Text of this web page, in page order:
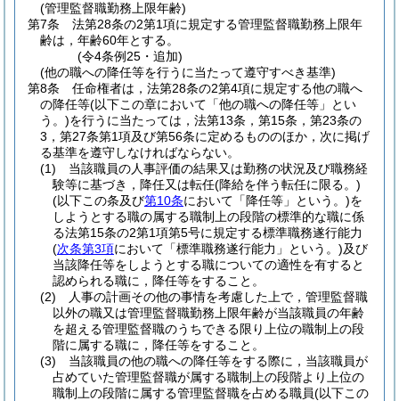
(管理監督職勤務上限年齢)
第7条
法第28条の2第1項に規定する管理監督職勤務上限年
齢は，年齢60年とする。
(令4条例25・追加)
(他の職への降任等を行うに当たって遵守すべき基準)
第8条
任命権者は，法第28条の2第4項に規定する他の職へ
の降任等(以下この章において「他の職への降任等」とい
う。)を行うに当たっては，法第13条，第15条，第23条の
3，第27条第1項及び第56条に定めるもののほか，次に掲げ
る基準を遵守しなければならない。
(1)
当該職員の人事評価の結果又は勤務の状況及び職務経
験等に基づき，降任又は転任(降給を伴う転任に限る。)
(以下この条及び第10条において「降任等」という。)を
しようとする職の属する職制上の段階の標準的な職に係
る法第15条の2第1項第5号に規定する標準職務遂行能力
(次条第3項において「標準職務遂行能力」という。)及び
当該降任等をしようとする職についての適性を有すると
認められる職に，降任等をすること。
(2)
人事の計画その他の事情を考慮した上で，管理監督職
以外の職又は管理監督職勤務上限年齢が当該職員の年齢
を超える管理監督職のうちできる限り上位の職制上の段
階に属する職に，降任等をすること。
(3)
当該職員の他の職への降任等をする際に，当該職員が
占めていた管理監督職が属する職制上の段階より上位の
職制上の段階に属する管理監督職を占める職員(以下この